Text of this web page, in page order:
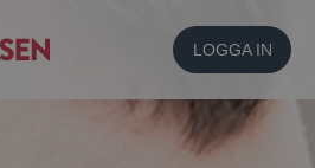
LOGGA IN